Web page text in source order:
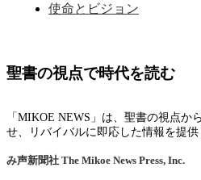
使命とビジョン
聖書の視点で時代を読む
「MIKOE NEWS」は、聖書の視点か
せ、リバイバルに即応した情報を提供
み声新聞社 The Mikoe News Press, Inc.